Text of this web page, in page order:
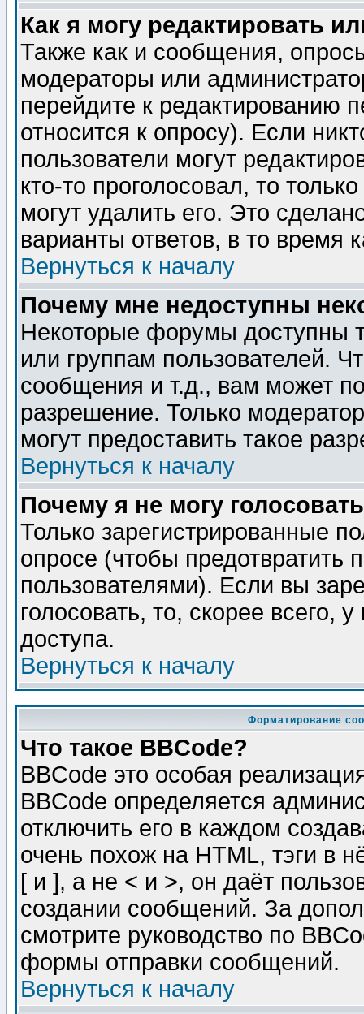
Как я могу редактировать
Также как и сообщения,
модераторы или
перейдите к редактированию
относится к опросу). Если
пользователи могут
кто-то проголосовал, то
могут удалить его. Это
варианты ответов, в то время
Вернуться к началу
Почему мне недоступны
Некоторые форумы доступны
или группам пользователей.
сообщения и т.д., вам может
разрешение. Только
могут предоставить такое
Вернуться к началу
Почему я не могу
Только зарегистрированные
опросе (чтобы предотвратить
пользователями). Если вы
голосовать, то, скорее всего,
доступа.
Вернуться к началу
Форматирование
Что такое BBCode?
BBCode это особая
BBCode определяется
отключить его в каждом
очень похож на HTML, тэги в
[ и ], а не < и >, он даёт
создании сообщений. За
смотрите руководство по
формы отправки сообщений.
Вернуться к началу